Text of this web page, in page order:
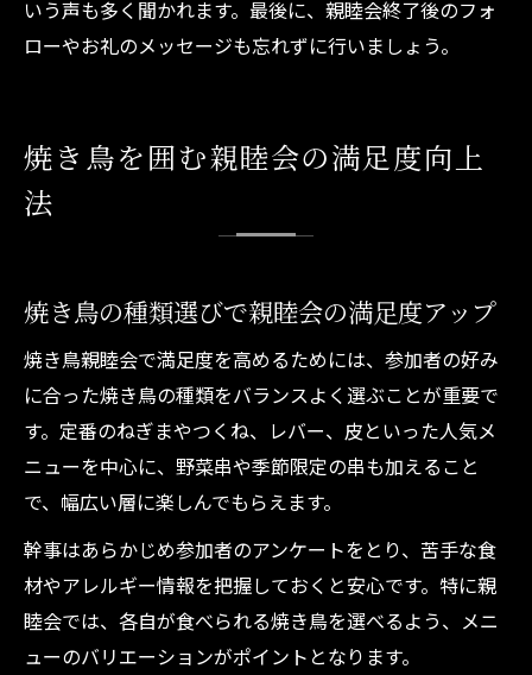
いう声も多く聞かれます。最後に、親睦会終了後のフォ
ローやお礼のメッセージも忘れずに行いましょう。
焼き鳥を囲む親睦会の満足度向上
法
焼き鳥の種類選びで親睦会の満足度アップ
焼き鳥親睦会で満足度を高めるためには、参加者の好み
に合った焼き鳥の種類をバランスよく選ぶことが重要で
す。定番のねぎまやつくね、レバー、皮といった人気メ
ニューを中心に、野菜串や季節限定の串も加えること
で、幅広い層に楽しんでもらえます。
幹事はあらかじめ参加者のアンケートをとり、苦手な食
材やアレルギー情報を把握しておくと安心です。特に親
睦会では、各自が食べられる焼き鳥を選べるよう、メニ
ューのバリエーションがポイントとなります。